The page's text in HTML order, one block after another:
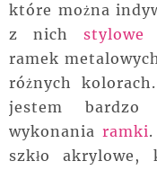
które można
z nich
ramek
różnych
jestem
wykonania ramki
szkło akrylowe,